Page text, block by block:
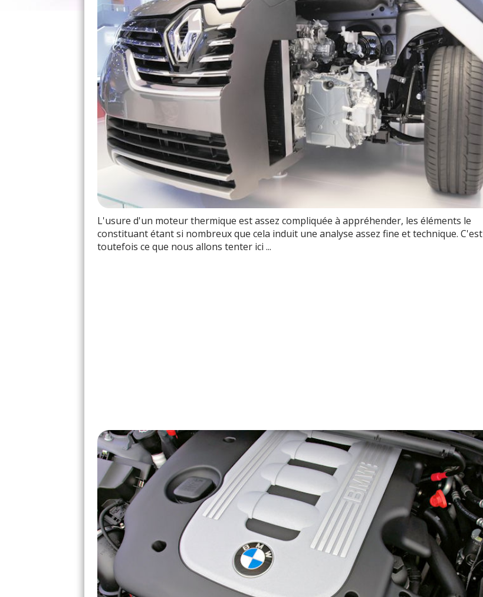
Les ressorts
Soupapes
Pompe à injection
Echappement
Capteurs
Joint de culasse
Arbre d'équilibrage
Profil type d'un moteur durable
L'usure d'un moteur thermique est assez compliquée à appréhender, les éléments le
constituant étant si nombreux que cela induit une analyse assez fine et technique. C'est
toutefois ce que nous allons tenter ici ...